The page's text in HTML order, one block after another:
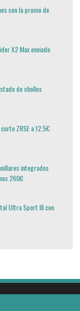
con la promo de
X2 Max enviado
de chollos
ZRSE a 12,5€
integrados
260€
Ultra Sport III con